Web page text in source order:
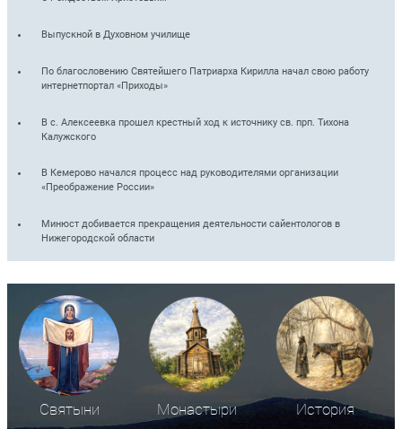
Выпускной в Духовном училище
По благословению Святейшего Патриарха Кирилла начал свою работу
интернет­портал «Приходы»
В с. Алексеевка прошел крестный ход к источнику св. прп. Тихона
Калужского
В Кемерово начался процесс над руководителями организации
«Преображение России»
Минюст добивается прекращения деятельности сайентологов в
Нижегородской области
Святыни Монастыри История